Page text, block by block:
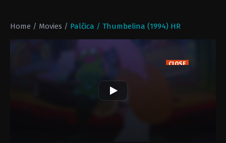
Home / Movies / Palčica / Thumbelina (1994) HR
CLOSE